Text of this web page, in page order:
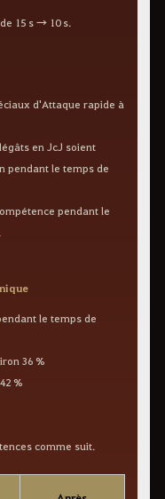
15 s → 10 s.
d'Attaque rapide à
en JcJ soient
pendant le temps de
pendant le
le temps de
36 %
%
comme suit.